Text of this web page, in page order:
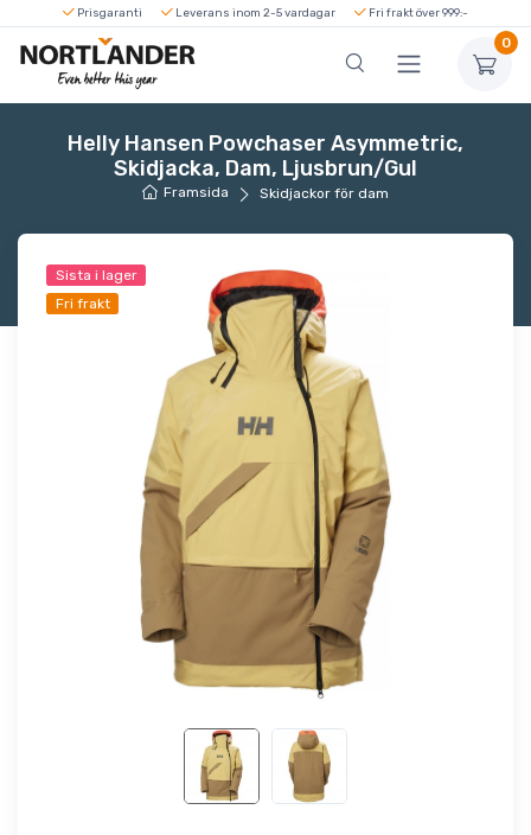
Prisgaranti Leverans inom 2-5 vardagar Fri frakt över 999:-
0
Helly Hansen Powchaser Asymmetric,
Skidjacka, Dam, Ljusbrun/Gul
Framsida Skidjackor för dam
Sista i lager
Fri frakt